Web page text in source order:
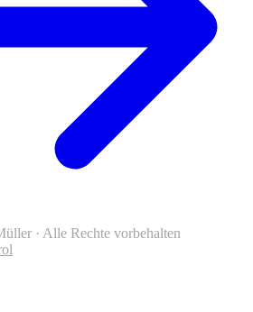
· Alle Rechte vorbehalten